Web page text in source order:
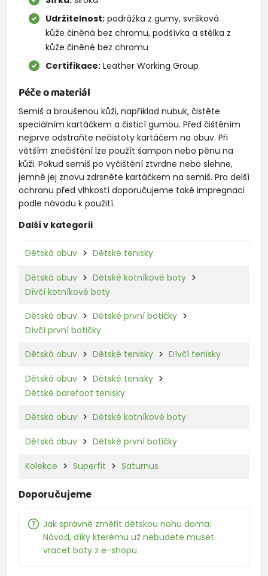
Udržitelnost: podrážka z gumy, svršková
kůže činěná bez chromu, podšívka a stélka z
kůže činěné bez chromu
Certifikace: Leather Working Group
Péče o materiál
Semiš a broušenou kůži, například nubuk, čistěte
speciálním kartáčkem a čisticí gumou. Před čištěním
nejprve odstraňte nečistoty kartáčem na obuv. Při
větším znečištění lze použít šampon nebo pěnu na
kůži. Pokud semiš po vyčištění ztvrdne nebo slehne,
jemně jej znovu zdrsněte kartáčkem na semiš. Pro delší
ochranu před vlhkostí doporučujeme také impregnaci
podle návodu k použití.
Další v kategorii
Dětská obuv Dětské tenisky
Dětská obuv
Dětské kotníkové boty
Dívčí kotníkové boty
Dětská obuv
Dětské první botičky
Dívčí první botičky
Dětská obuv Dětské tenisky Dívčí tenisky
Dětská obuv
Dětské tenisky
Dětské barefoot tenisky
Dětská obuv Dětské kotníkové boty
Dětská obuv Dětské první botičky
Kolekce Superfit Saturnus
Doporučujeme
Jak správně změřit dětskou nohu doma:
Návod, díky kterému už nebudete muset
vracet boty z e-shopu